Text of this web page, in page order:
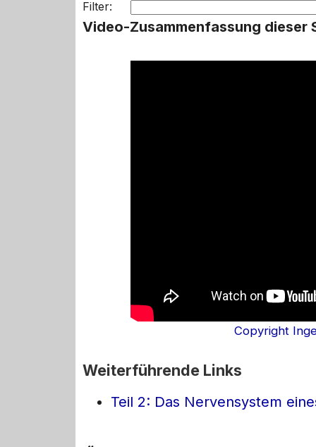
Filter:
Video-Zusammenfassung dieser
Copyright
Weiterführende Links
Teil 2: Das Nervensystem